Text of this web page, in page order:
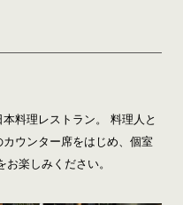
料理レストラン。 料理人と
ウンター席をはじめ、個室
楽しみください。